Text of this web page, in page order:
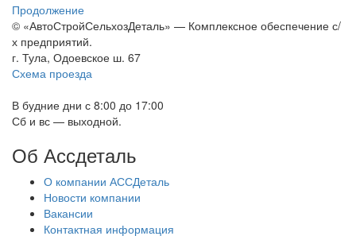
Продолжение
© «АвтоСтройСельхозДеталь» — Комплексное обеспечение с/
х предприятий.
г. Тула, Одоевское ш. 67
Схема проезда
В будние дни с 8:00 до 17:00
Сб и вс — выходной.
Об Ассдеталь
О компании АССДеталь
Новости компании
Вакансии
Контактная информация